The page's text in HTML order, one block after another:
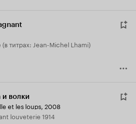
(в титрах: Jean-Michel Lhami)
волки
et les loups, 2008
louveterie 1914